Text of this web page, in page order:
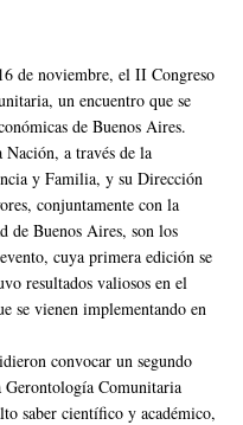
de noviembre, el II Congreso
un encuentro que se
de Buenos Aires.
a través de la
y Familia, y su Dirección
conjuntamente con la
de Buenos Aires, son los
cuya primera edición se
resultados valiosos en el
se vienen implementando en
convocar un segundo
Gerontología Comunitaria
saber científico y académico,